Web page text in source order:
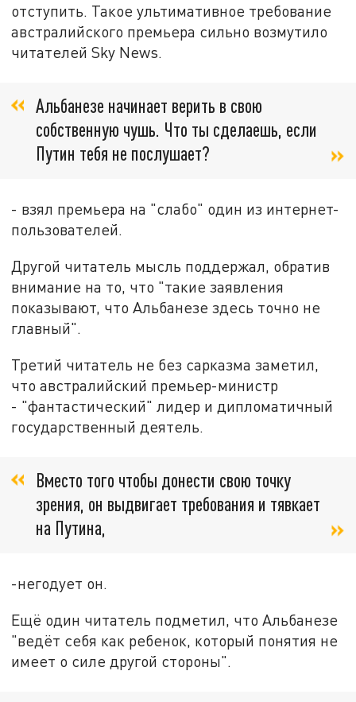
отступить. Такое ультимативное требование
австралийского премьера сильно возмутило
читателей Sky News.
Альбанезе начинает верить в свою
собственную чушь. Что ты сделаешь, если
Путин тебя не послушает?
- взял премьера на "слабо" один из интернет-
пользователей.
Другой читатель мысль поддержал, обратив
внимание на то, что "такие заявления
показывают, что Альбанезе здесь точно не
главный".
Третий читатель не без сарказма заметил,
что австралийский премьер-министр
- "фантастический" лидер и дипломатичный
государственный деятель.
Вместо того чтобы донести свою точку
зрения, он выдвигает требования и тявкает
на Путина,
-негодует он.
Ещё один читатель подметил, чтоАльбанезе
"ведёт себя как ребенок, который понятия не
имеет о силе другой стороны".